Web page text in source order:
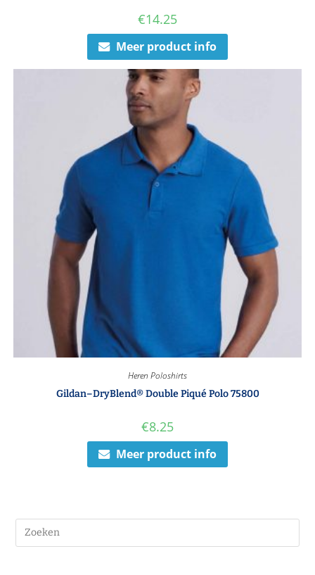
€14.25
Meer product info
Heren Poloshirts
Gildan–DryBlend® Double Piqué Polo 75800
€8.25
Meer product info